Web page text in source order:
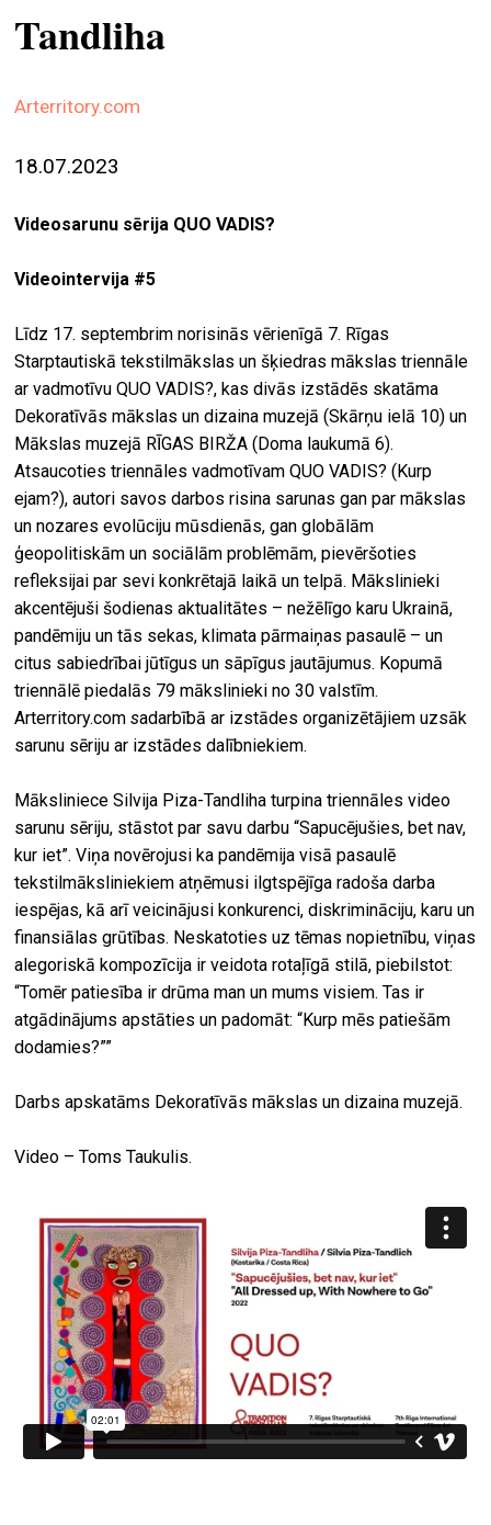
meklēt
Tandliha
Arterritory.com
18.07.2023
Videosarunu sērija QUO VADIS?
Videointervija #5
Līdz 17. septembrim norisinās vērienīgā 7. Rīgas
Starptautiskā tekstilmākslas un šķiedras mākslas triennāle
ar vadmotīvu QUO VADIS?, kas divās izstādēs skatāma
Dekoratīvās mākslas un dizaina muzejā (Skārņu ielā 10) un
Mākslas muzejā RĪGAS BIRŽA (Doma laukumā 6).
Atsaucoties triennāles vadmotīvam QUO VADIS? (Kurp
ejam?), autori savos darbos risina sarunas gan par mākslas
un nozares evolūciju mūsdienās, gan globālām
ģeopolitiskām un sociālām problēmām, pievēršoties
refleksijai par sevi konkrētajā laikā un telpā. Mākslinieki
akcentējuši šodienas aktualitātes – nežēlīgo karu Ukrainā,
pandēmiju un tās sekas, klimata pārmaiņas pasaulē – un
citus sabiedrībai jūtīgus un sāpīgus jautājumus. Kopumā
triennālē piedalās 79 mākslinieki no 30 valstīm.
Arterritory.com sadarbībā ar izstādes organizētājiem uzsāk
sarunu sēriju ar izstādes dalībniekiem.
Māksliniece Silvija Piza-Tandliha turpina triennāles video
sarunu sēriju, stāstot par savu darbu “Sapucējušies, bet nav,
kur iet”. Viņa novērojusi ka pandēmija visā pasaulē
tekstilmāksliniekiem atņēmusi ilgtspējīga radoša darba
iespējas, kā arī veicinājusi konkurenci, diskrimināciju, karu un
finansiālas grūtības. Neskatoties uz tēmas nopietnību, viņas
alegoriskā kompozīcija ir veidota rotaļīgā stilā, piebilstot:
“Tomēr patiesība ir drūma man un mums visiem. Tas ir
atgādinājums apstāties un padomāt: “Kurp mēs patiešām
dodamies?””
Darbs apskatāms Dekoratīvās mākslas un dizaina muzejā.
Video – Toms Taukulis.